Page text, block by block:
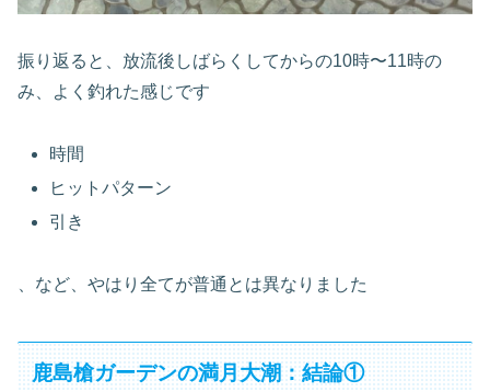
振り返ると、放流後しばらくしてからの10時〜11時の
み、よく釣れた感じです
時間
ヒットパターン
引き
、など、やはり全てが普通とは異なりました
鹿島槍ガーデンの満月大潮：結論①